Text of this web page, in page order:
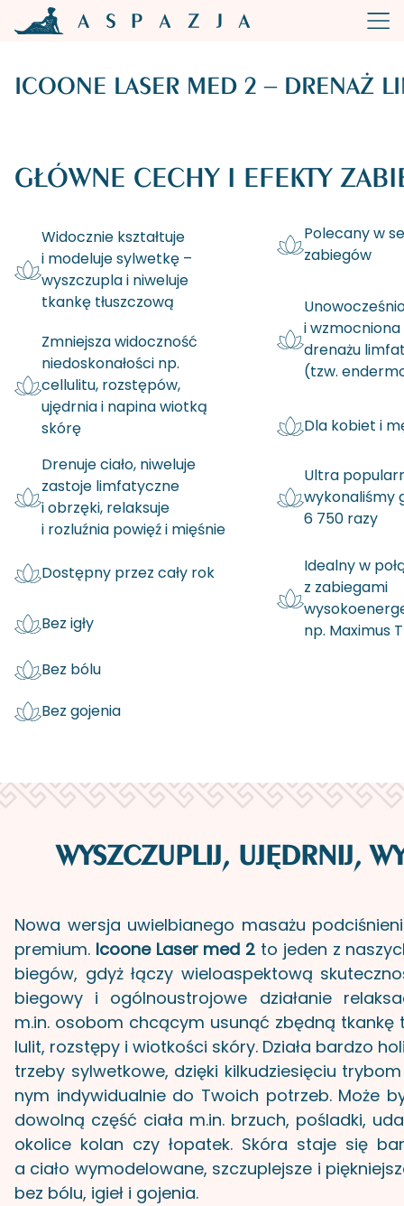
ICOONE LASER MED 2 – DRENAŻ
GŁÓWNE CECHY I EFEKTY
Widocznie kształtuje
i modeluje sylwetkę –
wyszczupla i niweluje
tkankę tłuszczową
Zmniejsza widoczność
niedoskonałości np.
cellulitu, rozstępów,
ujędrnia i napina wiotką
skórę
Drenuje ciało, niweluje
zastoje limfatyczne
i obrzęki, relaksuje
i rozluźnia powięź i mięśnie
Dostępny przez cały rok
Bez igły
Bez bólu
Bez gojenia
Polecany w
zabiegów
i
drenażu
(tzw.
Dla kobiet i
Ultra
wykonaliśmy
6 750 razy
Idealny w
z zabiegami
np. Maximus
WYSZCZUPLIJ, UJĘDRNIJ,
Nowa wer­sja uwiel­bia­ne­go ma­sa­żu
pre­mium. Icoone Laser med 2 to jeden z
bie­gów, gdyż łączy wie­lo­aspek­to­wą
bie­go­wy i ogól­no­ustro­jo­we dzia­ła­nie
m.in. oso­bom chcą­cym usu­nąć zbęd­ną tkan­kę
lu­lit, roz­stę­py i wiot­ko­ści skóry. Dzia­ła bar­dzo
trze­by syl­wet­ko­we, dzię­ki kil­ku­dzie­się­ciu
nym in­dy­wi­du­al­nie do Two­ich po­trzeb. Może
do­wol­ną część ciała m.in. brzuch, po­ślad­ki,
oko­li­ce kolan czy ło­pa­tek. Skóra staje się
a ciało wy­mo­de­lo­wa­ne, szczu­plej­sze i
bez bólu, igieł i go­je­nia.